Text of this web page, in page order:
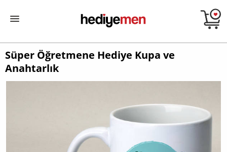
Süper Öğretmene Hediye Kupa ve
Anahtarlık